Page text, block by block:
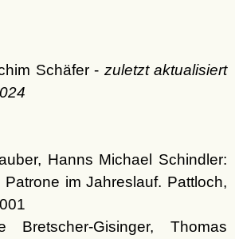
Schäfer - zuletzt aktualisiert
Hanns Michael Schindler:
Patrone im Jahreslauf. Pattloch,
Bretscher-Gisinger, Thomas